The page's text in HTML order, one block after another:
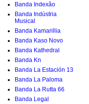
Banda Indexão
Banda Indústria
Musical
Banda Kamarillia
Banda Kaso Novo
Banda Kathedral
Banda Kn
Banda La Estación 13
Banda La Paloma
Banda La Rutta 66
Banda Legal